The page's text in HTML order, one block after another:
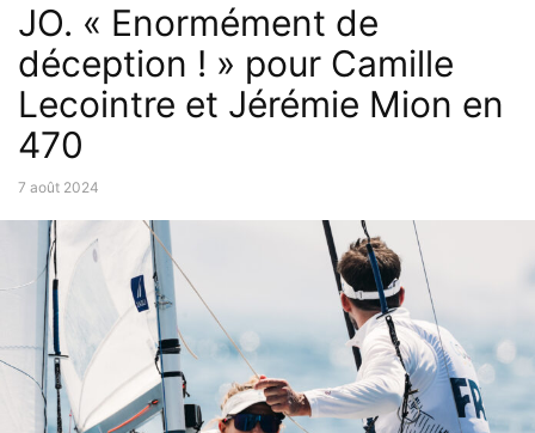
JO. « Enormément de
déception ! » pour Camille
Lecointre et Jérémie Mion en
470
7 août 2024